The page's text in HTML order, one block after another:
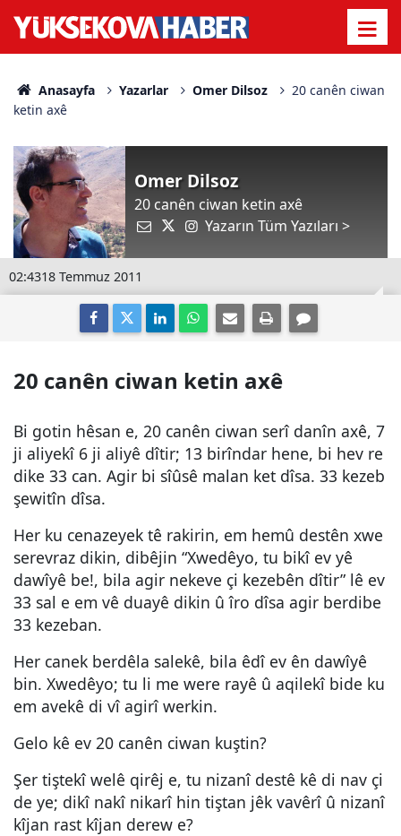
Anasayfa Yazarlar Omer Dilsoz
20 canên ciwan
ketin axê
Omer Dilsoz
20 canên ciwan ketin axê
Yazarın Tüm Yazıları >
02:4318 Temmuz 2011
20 canên ciwan ketin axê
Bi gotin hêsan e, 20 canên ciwan serî danîn axê, 7
ji aliyekî 6 ji aliyê dîtir; 13 birîndar hene, bi hev re
dike 33 can. Agir bi sîûsê malan ket dîsa. 33 kezeb
şewitîn dîsa.
Her ku cenazeyek tê rakirin, em hemû destên xwe
serevraz dikin, dibêjin “Xwedêyo, tu bikî ev yê
dawîyê be!, bila agir nekeve çi kezebên dîtir” lê ev
33 sal e em vê duayê dikin û îro dîsa agir berdibe
33 kezeban.
Her canek berdêla salekê, bila êdî ev ên dawîyê
bin. Xwedêyo; tu li me were rayê û aqilekî bide ku
em avekê di vî agirî werkin.
Gelo kê ev 20 canên ciwan kuştin?
Şer tiştekî welê qirêj e, tu nizanî destê kê di nav çi
de ye; dikî nakî nikarî hin tiştan jêk vavêrî û nizanî
kîjan rast kîjan derew e?